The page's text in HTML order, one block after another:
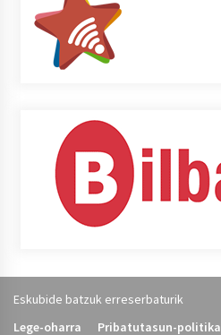
Eskubide batzuk erreserbaturik
Lege-oharra
Pribatutasun-politika